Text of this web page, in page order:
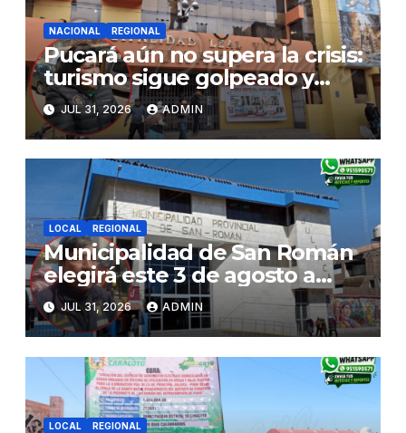
NACIONAL REGIONAL
Pucará aún no supera la crisis:
turismo sigue golpeado y
alcaldesa exige al nuevo
Gobierno fondos para obras
paralizadas
JUL 31, 2026 ADMIN
LOCAL REGIONAL
Municipalidad de San Román
elegirá este 3 de agosto a
representantes del Comité
de Seguridad y Salud en el
Trabajo
JUL 31, 2026 ADMIN
LOCAL REGIONAL